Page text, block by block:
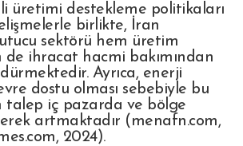
üretimi destekleme politikaları
birlikte, İran
sektörü hem üretim
de ihracat hacmi bakımından
Ayrıca, enerji
dostu olması sebebiyle bu
talep iç pazarda ve bölge
artmaktadır (menafn.com,
2024).